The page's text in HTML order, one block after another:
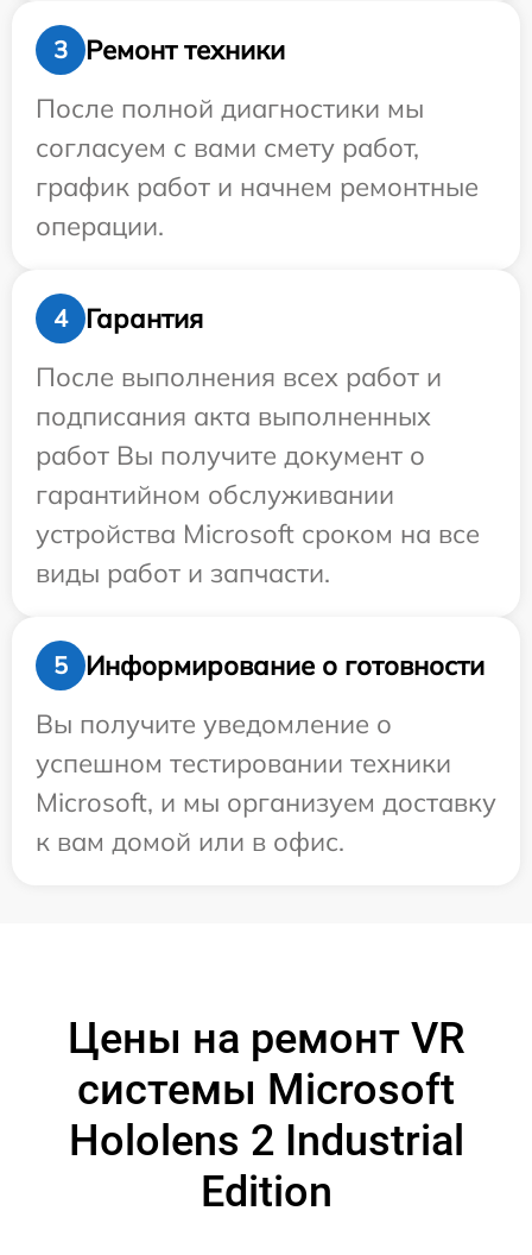
3
Ремонт техники
После полной диагностики мы
согласуем с вами смету работ,
график работ и начнем ремонтные
операции.
4
Гарантия
После выполнения всех работ и
подписания акта выполненных
работ Вы получите документ о
гарантийном обслуживании
устройства Microsoft сроком на все
виды работ и запчасти.
5
Информирование о готовности
Вы получите уведомление о
успешном тестировании техники
Microsoft, и мы организуем доставку
к вам домой или в офис.
Цены на ремонт VR
системы Microsoft
Hololens 2 Industrial
Edition